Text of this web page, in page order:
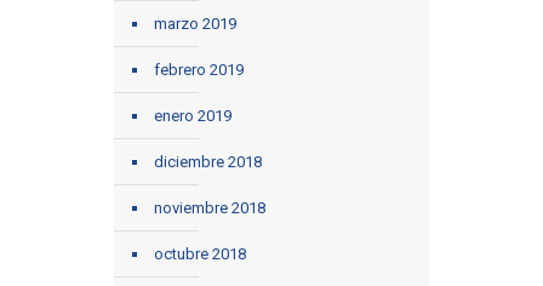
marzo 2019
febrero 2019
enero 2019
diciembre 2018
noviembre 2018
octubre 2018